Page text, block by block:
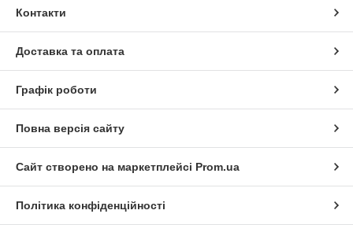
Контакти
Доставка та оплата
Графік роботи
Повна версія сайту
Сайт створено на маркетплейсі Prom.ua
Політика конфіденційності